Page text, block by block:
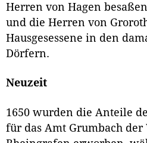
Herren von Hagen
und die Herren von
Hausgesessene in den
Dörfern.
Neuzeit
1650 wurden die Anteile
für das Amt Grumbach